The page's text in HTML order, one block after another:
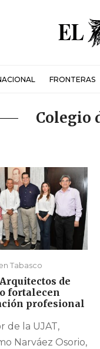
FRONTERAS
Colegio
Tabasco
de
fortalecen
profesional
de la UJAT,
Narváez Osorio,